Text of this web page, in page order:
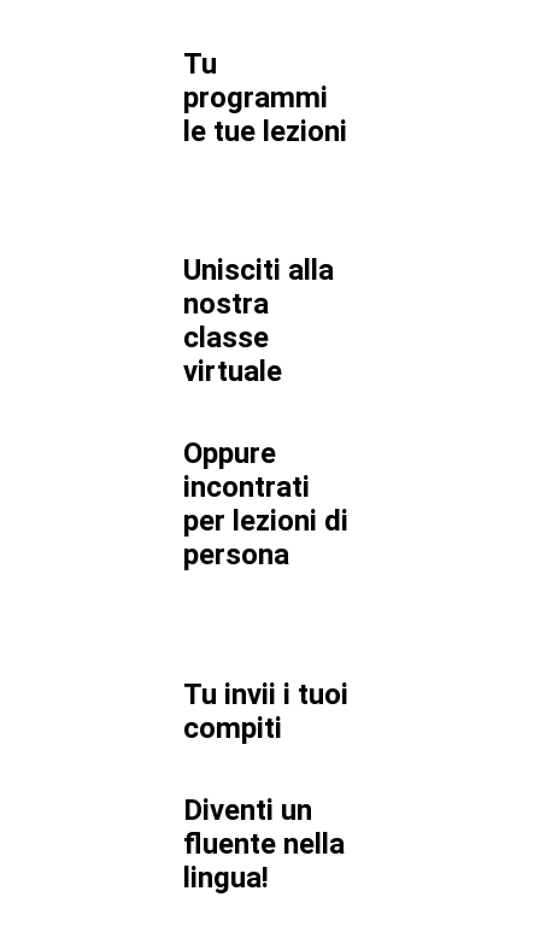
Tu
programmi
le tue lezioni
Unisciti alla
nostra
classe
virtuale
Oppure
incontrati
per lezioni di
persona
Tu invii i tuoi
compiti
Diventi un
fluente nella
lingua!